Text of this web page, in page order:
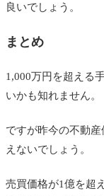
良いでしょう。
まとめ
1,000万円を超える
いかも知れません。
ですが昨今の不動
えないでしょう。
売買価格が1億を超